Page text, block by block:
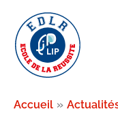
contenu
Accueil